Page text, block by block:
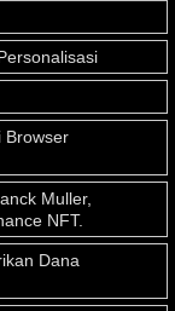
Browser
Muller,
NFT.
Dana